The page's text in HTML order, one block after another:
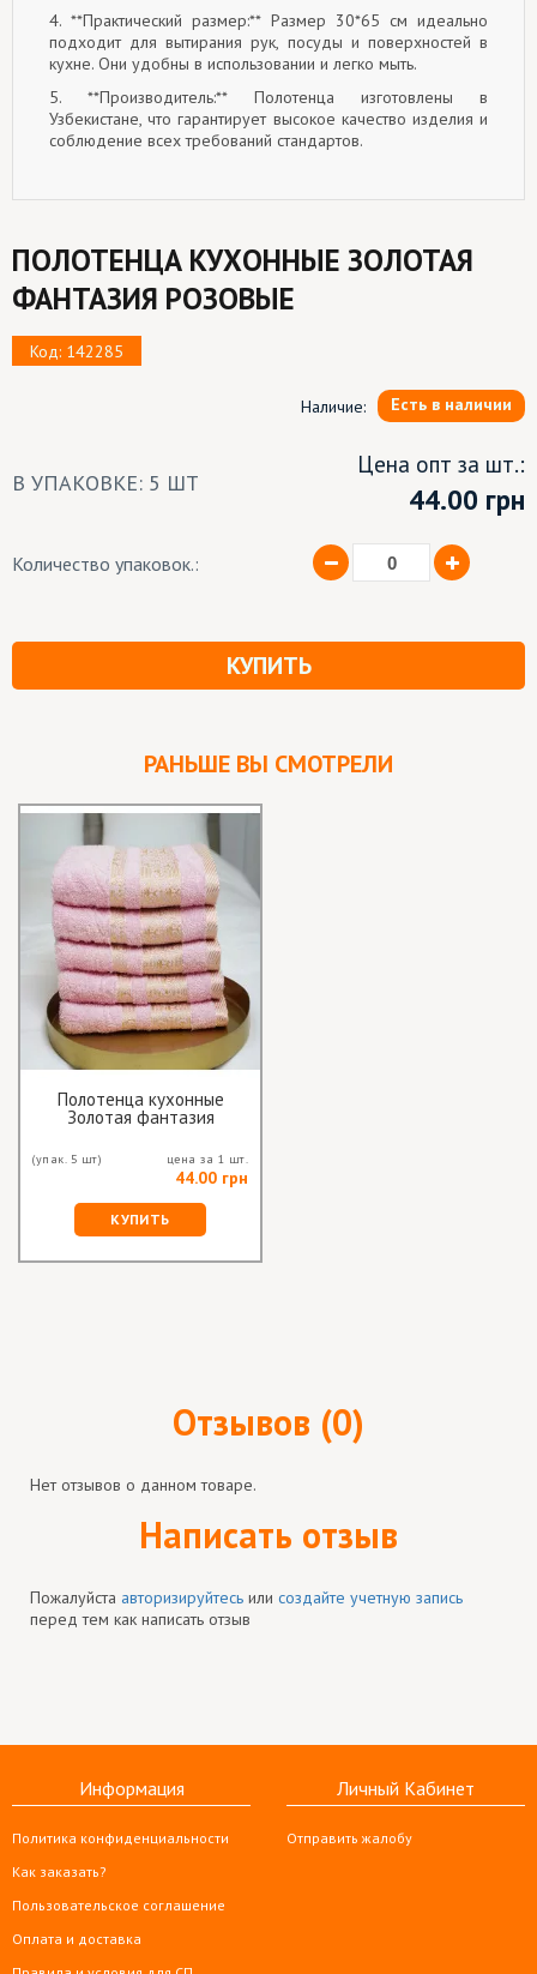
4. **Практический размер:** Размер 30*65 см идеально
подходит для вытирания рук, посуды и поверхностей в
кухне. Они удобны в использовании и легко мыть.
5. **Производитель:** Полотенца изготовлены в
Узбекистане, что гарантирует высокое качество изделия и
соблюдение всех требований стандартов.
ПОЛОТЕНЦА КУХОННЫЕ ЗОЛОТАЯ
ФАНТАЗИЯ РОЗОВЫЕ
Код: 142285
Наличие: Есть в наличии
В УПАКОВКЕ: 5 ШТ
Цена опт за шт.:
44.00 грн
Количество упаковок.:
КУПИТЬ
РАНЬШЕ ВЫ СМОТРЕЛИ
Полотенца кухонные
Золотая фантазия
(упак. 5 шт) цена за 1 шт.
44.00 грн
КУПИТЬ
Отзывов (0)
Нет отзывов о данном товаре.
Написать отзыв
Пожалуйста авторизируйтесь или создайте учетную запись
перед тем как написать отзыв
Информация
Политика конфиденциальности
Как заказать?
Пользовательское соглашение
Оплата и доставка
Личный Кабинет
Отправить жалобу